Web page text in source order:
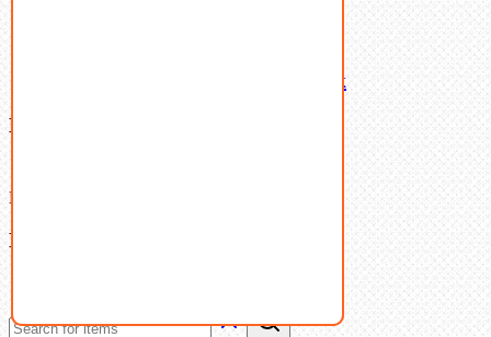
Латунный и бронзовый крепеж
Ваша корзина
В корзине нет товаров.
Поиск